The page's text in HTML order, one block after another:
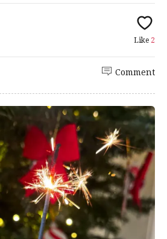
Like 2
Comment